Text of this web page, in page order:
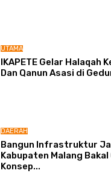
UTAMA
IKAPETE Gelar Halaqah
Dan Qanun Asasi di
DAERAH
Bangun Infrastruktur
Kabupaten Malang Bakal
Konsep...